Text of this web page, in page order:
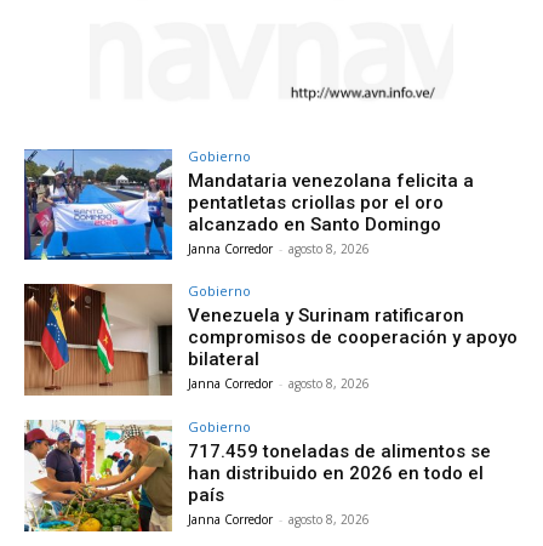
Gobierno
Mandataria venezolana felicita a
pentatletas criollas por el oro
alcanzado en Santo Domingo
Janna Corredor - agosto 8, 2026
Gobierno
Venezuela y Surinam ratificaron
compromisos de cooperación y apoyo
bilateral
Janna Corredor - agosto 8, 2026
Gobierno
717.459 toneladas de alimentos se
han distribuido en 2026 en todo el
país
Janna Corredor - agosto 8, 2026